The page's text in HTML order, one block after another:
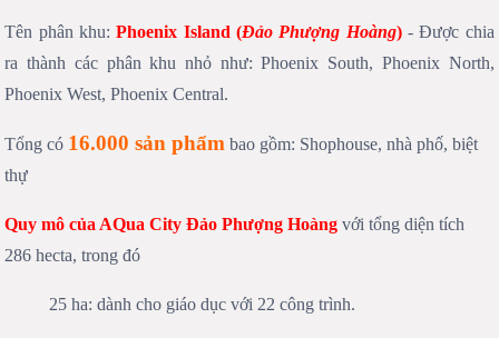
Tên phân khu:Phoenix Island (Đảo Phượng Hoàng)- Được chia
ra thành các phân khu nhỏ như: Phoenix South, Phoenix North,
Phoenix West, Phoenix Central.
Tổng có 16.000 sản phẩm bao gồm: Shophouse, nhà phố, biệt
thự
Quy mô của AQua City Đảo Phượng Hoàng với tổng diện tích
286 hecta, trong đó
25 ha: dành cho giáo dục với 22 công trình.